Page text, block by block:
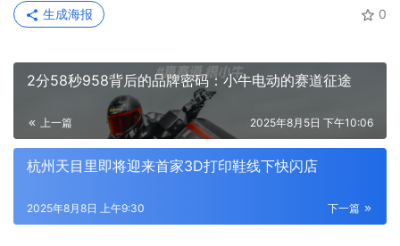
0
生成海报
2分58秒958背后的品牌密码：小牛电动的赛道征途
上一篇 2025年8月5日 下午10:06
杭州天目里即将迎来首家3D打印鞋线下快闪店
下一篇
2025年8月8日 上午9:30